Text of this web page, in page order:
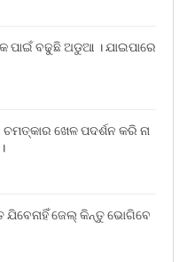
ବଢୁଛି ଅଡୁଆ । ଯାଇପାରେ
ଖେଳ ପଦର୍ଶନ କରି ନା
ଯିବେନାହିଁ ଜେଲ୍ କିନ୍ତୁ ଭୋଗିବେ